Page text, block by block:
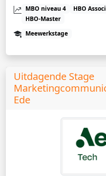
MBO niveau 4
HBO
HBO-Master
Meewerkstage
Uitdagende Stage
Ede